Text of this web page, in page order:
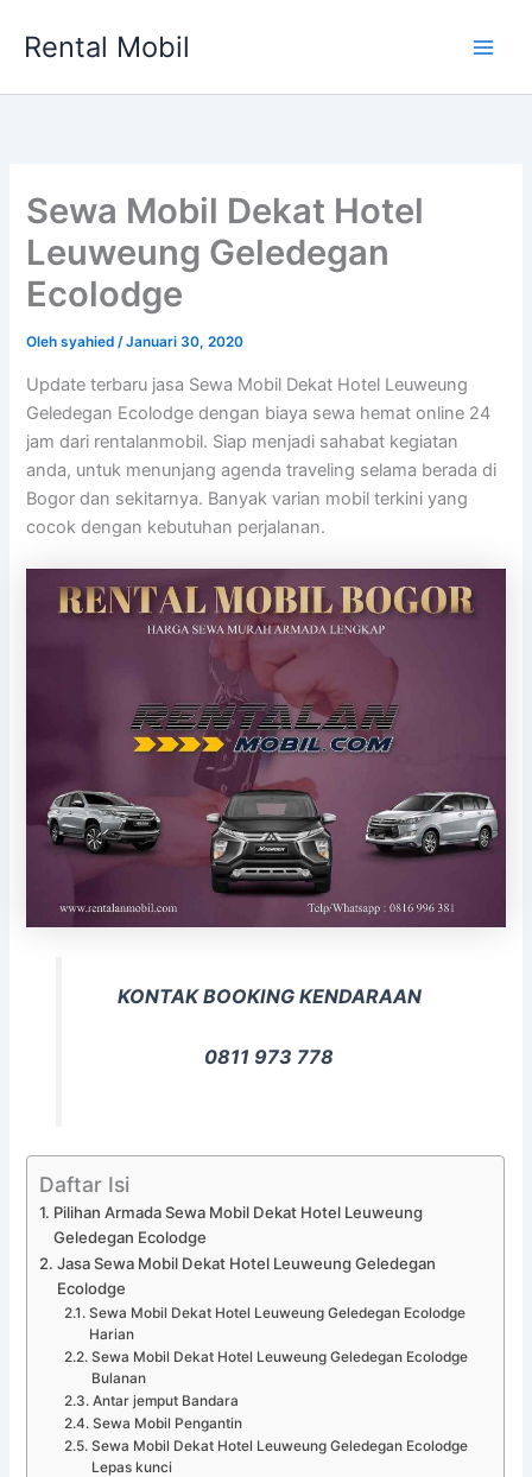
Rental Mobil
Sewa Mobil Dekat Hotel
Leuweung Geledegan
Ecolodge
Olehsyahied/Januari 30, 2020
Update terbaru jasa Sewa Mobil Dekat Hotel Leuweung
Geledegan Ecolodge dengan biaya sewa hemat online 24
jam dari rentalanmobil. Siap menjadi sahabat kegiatan
anda, untuk menunjang agenda traveling selama berada di
Bogor dan sekitarnya. Banyak varian mobil terkini yang
cocok dengan kebutuhan perjalanan.
KONTAK BOOKING KENDARAAN
0811 973 778
Daftar Isi
Pilihan Armada Sewa Mobil Dekat Hotel Leuweung
Geledegan Ecolodge
Jasa Sewa Mobil Dekat Hotel Leuweung Geledegan
Ecolodge
Sewa Mobil Dekat Hotel Leuweung Geledegan Ecolodge
Harian
Sewa Mobil Dekat Hotel Leuweung Geledegan Ecolodge
Bulanan
Antar jemput Bandara
Sewa Mobil Pengantin
Sewa Mobil Dekat Hotel Leuweung Geledegan Ecolodge
Lepas kunci